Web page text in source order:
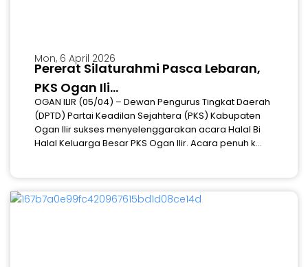
Mon, 6 April 2026
Pererat Silaturahmi Pasca Lebaran,
PKS Ogan Ili...
OGAN ILIR (05/04) – Dewan Pengurus Tingkat Daerah
(DPTD) Partai Keadilan Sejahtera (PKS) Kabupaten
Ogan Ilir sukses menyelenggarakan acara Halal Bi
Halal Keluarga Besar PKS Ogan Ilir. Acara penuh k...